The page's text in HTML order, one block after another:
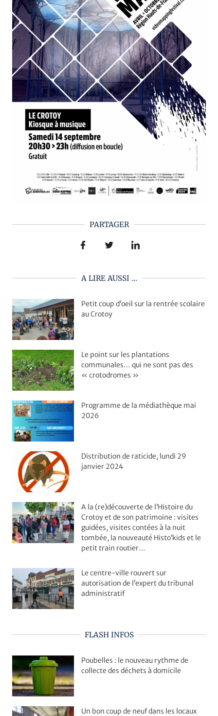
PARTAGER
A LIRE AUSSI ...
Petit coup d’oeil sur la rentrée scolaire
au Crotoy
Le point sur les plantations
communales… qui ne sont pas des
« crotodromes »
Programme de la médiathèque mai
2026
Distribution de raticide, lundi 29
janvier 2024
A la (re)découverte de l’Histoire du
Crotoy et de son patrimoine : visites
guidées, visites contées à la nuit
tombée, la nouveauté Histo’kids et le
petit train routier…
Le centre-ville rouvert sur
autorisation de l’expert du tribunal
administratif
FLASH INFOS
Poubelles : le nouveau rythme de
collecte des déchets à domicile
Un bon coup de neuf dans les locaux